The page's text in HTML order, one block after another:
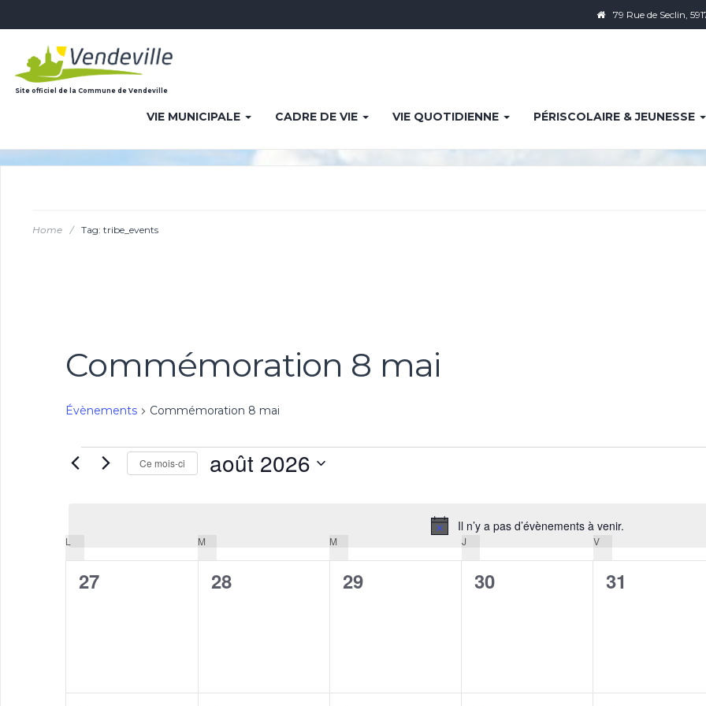
79 Rue de Seclin,
Site officiel de la Commune de Vendeville
VIE MUNICIPALE CADRE DE VIE VIE QUOTIDIENNE PÉRISCOLAIRE & JEUNESSE
Home / Tag: tribe_events
Commémoration 8 mai
Évènements Commémoration 8 mai
Évènements
Notice
Il n’y a pas d’évènements à venir.
Ce mois-ci août 2026
Calendrier
de
Évènements
L M M J V
0
27
0
28
0
29
0
30
0
31